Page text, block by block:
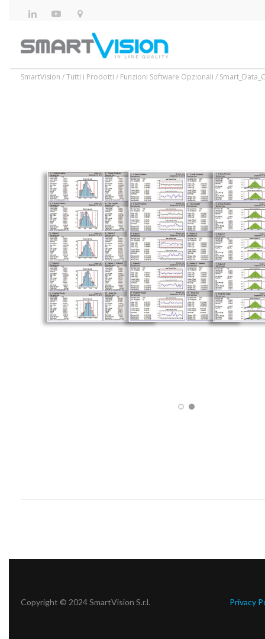
SmartVision /Tutti i Prodotti / Funzioni Software Opzionali /
Copyright © 2024 SmartVision S.r.l. Privacy